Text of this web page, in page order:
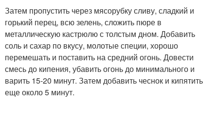
Затем пропустить через мясорубку сливу, сладкий и
горький перец, всю зелень, сложить пюре в
металлическую кастрюлю с толстым дном. Добавить
соль и сахар по вкусу, молотые специи, хорошо
перемешать и поставить на средний огонь. Довести
смесь до кипения, убавить огонь до минимального и
варить 15-20 минут. Затем добавить чеснок и кипятить
еще около 5 минут.